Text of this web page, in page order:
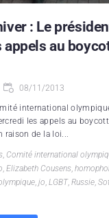
: Le
appels au
08/11/2013
international
les appels au
raison de la loi...
, Comité international
, Elizabeth Cousens,
, jo, LGBT, Russie,